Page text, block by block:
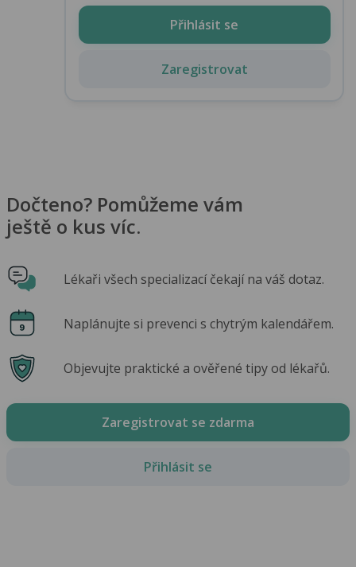
Přihlásit se
Zaregistrovat
Dočteno? Pomůžeme vám
ještě o kus víc.
Lékaři všech specializací čekají na váš dotaz.
Naplánujte si prevenci s chytrým kalendářem.
Objevujte praktické a ověřené tipy od lékařů.
Zaregistrovat se zdarma
Přihlásit se